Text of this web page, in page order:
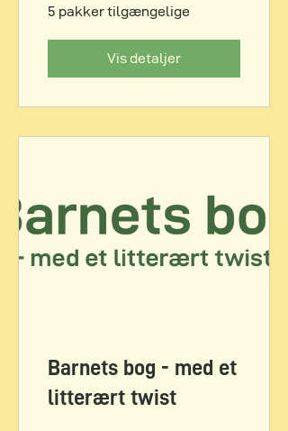
5 pakker tilgængelige
Vis detaljer
Barnets bog - med et
litterært twist